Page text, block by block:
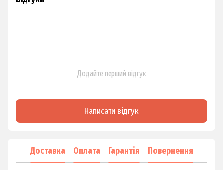
Додайте перший відгук
Написати відгук
Доставка Оплата Гарантія Повернення